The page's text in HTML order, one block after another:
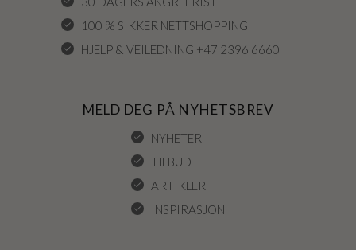
100 % SIKKER NETTSHOPPING
HJELP & VEILEDNING +47 2396 6660
MELD DEG PÅ NYHETSBREV
NYHETER
TILBUD
ARTIKLER
INSPIRASJON